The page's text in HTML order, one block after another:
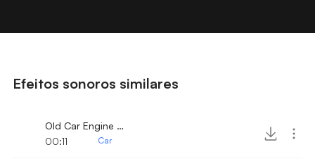
Efeitos sonoros similares
Old Car Engine Start
00:11
Car